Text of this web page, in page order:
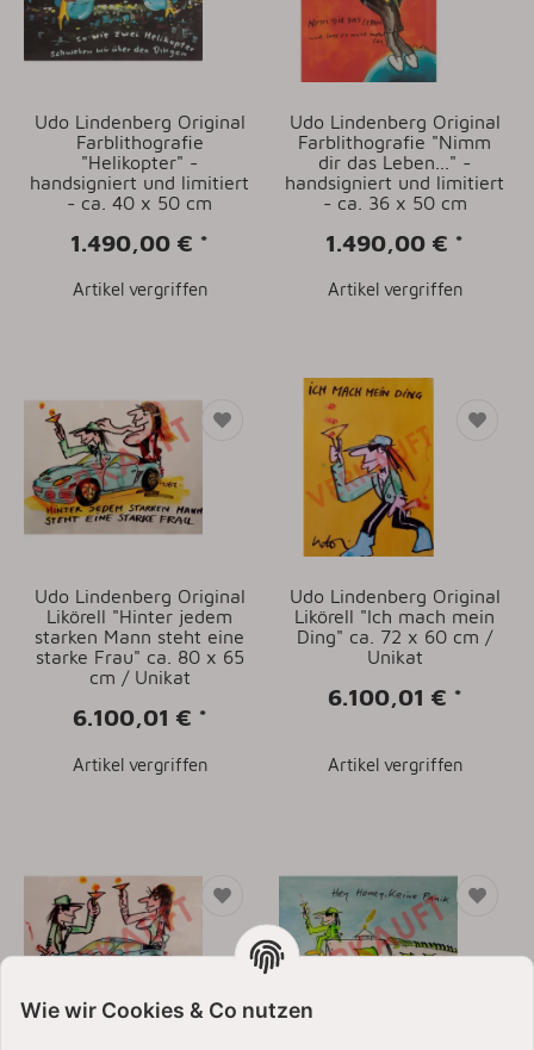
Udo Lindenberg Original
Farblithografie
"Helikopter" -
handsigniert und limitiert
- ca. 40 x 50 cm
1.490,00 € *
Artikel vergriffen
Udo Lindenberg Original
Farblithografie "Nimm
dir das Leben..." -
handsigniert und limitiert
- ca. 36 x 50 cm
1.490,00 € *
Artikel vergriffen
Udo Lindenberg Original
Likörell "Hinter jedem
starken Mann steht eine
starke Frau" ca. 80 x 65
cm / Unikat
6.100,01 € *
Artikel vergriffen
Udo Lindenberg Original
Likörell "Ich mach mein
Ding" ca. 72 x 60 cm /
Unikat
6.100,01 € *
Artikel vergriffen
Wie wir Cookies & Co nutzen